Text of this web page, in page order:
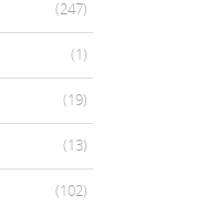
(247)
(1)
(19)
(13)
(102)